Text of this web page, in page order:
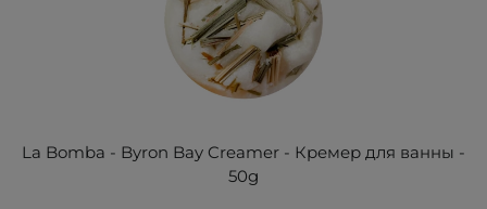
La Bomba - Byron Bay Creamer - Кремер для ванны -
50g